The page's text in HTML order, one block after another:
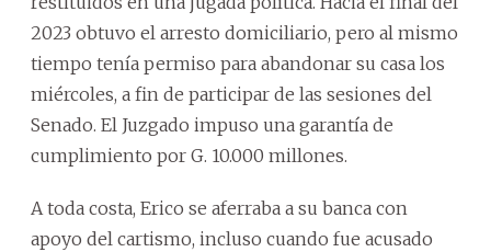
2023 obtuvo el arresto domiciliario, pero al mismo
tiempo tenía permiso para abandonar su casa los
miércoles, a fin de participar de las sesiones del
Senado. El Juzgado impuso una garantía de
cumplimiento por G. 10.000 millones.
A toda costa, Erico se aferraba a su banca con
apoyo del cartismo, incluso cuando fue acusado